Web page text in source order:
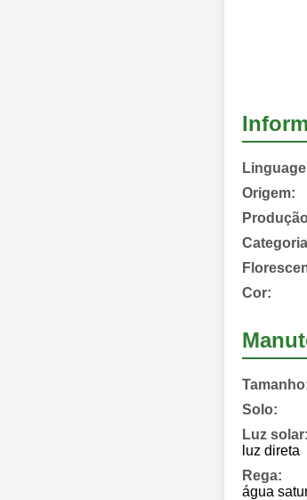
Origem:
Cor:
Solo:
Luz solar:
luz direta
Rega:
água